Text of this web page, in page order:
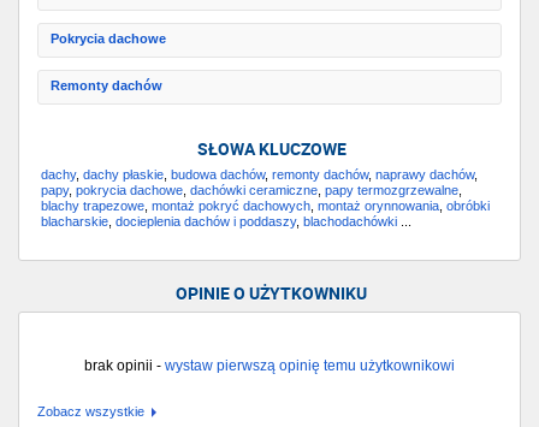
Pokrycia dachowe
Remonty dachów
SŁOWA KLUCZOWE
dachy, dachy płaskie budowa dachów, remonty dachów, naprawy dachów,
papy, pokrycia dachowe dachówki ceramiczne papy termozgrzewalne
blachy trapezowe montaż pokryć dachowych montaż orynnowania obróbki
blacharskie docieplenia dachów i poddaszy, blachodachówki
OPINIE O UŻYTKOWNIKU
brak opinii - wystaw pierwszą opinię temu użytkownikowi
Zobacz wszystkie